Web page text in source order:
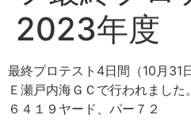
2023年度
最終プロテスト4日間（10月31
Ｅ瀬戸内海ＧＣで行われました。
６４１９ヤード、パー７２